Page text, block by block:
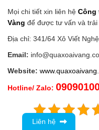
Mọi chi tiết xin liên hệ Công
Vàng để được tư vấn và trải
Địa chỉ: 341/64 Xô Viết
Email:
Website:
Hotline/ Zalo:
Liên hệ